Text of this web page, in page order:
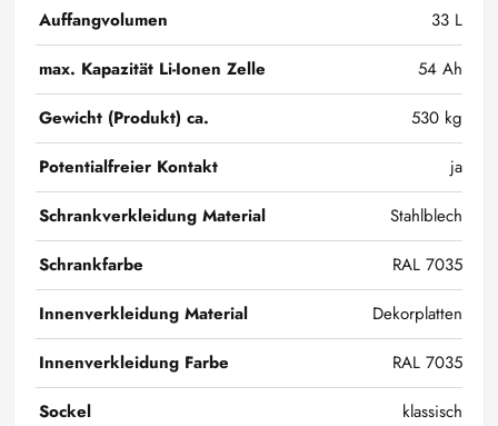
Auffangvolumen
33 L
max. Kapazität Li-Ionen Zelle
54 Ah
Gewicht (Produkt) ca.
530 kg
Potentialfreier Kontakt
ja
Schrankverkleidung Material
Stahlblech
Schrankfarbe
RAL 7035
Innenverkleidung Material
Dekorplatten
Innenverkleidung Farbe
RAL 7035
Sockel
klassisch